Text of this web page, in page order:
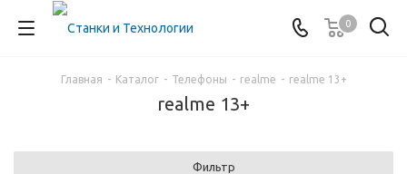
0
Главная - Каталог - Телефоны - realme - realme 13+
realme 13+
Фильтр